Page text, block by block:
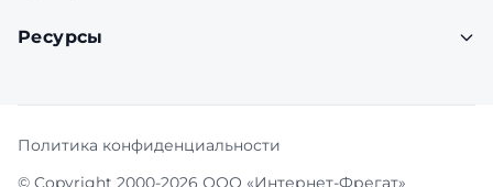
Ресурсы
© Copyright 2000-2026 ООО «Интернет-Фрегат»
Политика конфиденциальности